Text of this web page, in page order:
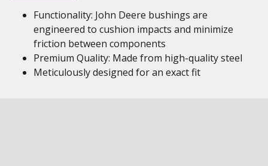
Functionality: John Deere bushings are
engineered to cushion impacts and minimize
friction between components
Premium Quality: Made from high-quality steel
Meticulously designed for an exact fit